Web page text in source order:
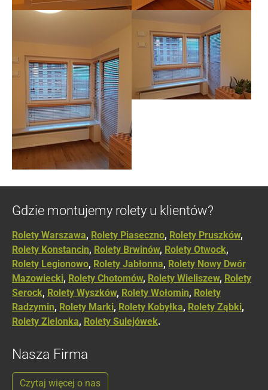
Show larger version
Gdzie montujemy rolety u klientów?
Rolety Warszawa, Rolety Piaseczno, Rolety Pruszków,
Rolety Konstancin, Rolety Brwinów, Rolety Otwock,
Rolety Legionowo, Rolety Jabłonna, Rolety Nowy Dwór
Mazowiecki, Rolety Chotomów, Rolety Wieliszew, Rolety
Serock, Rolety Wyszków, Rolety Wołomin, Rolety
Radzymin, Rolety Marki, Rolety Kobyłka, Rolety Ząbki,
Rolety Zielonka, Rolety Sulejówek.
Nasza Firma
Czytaj więcej o nas